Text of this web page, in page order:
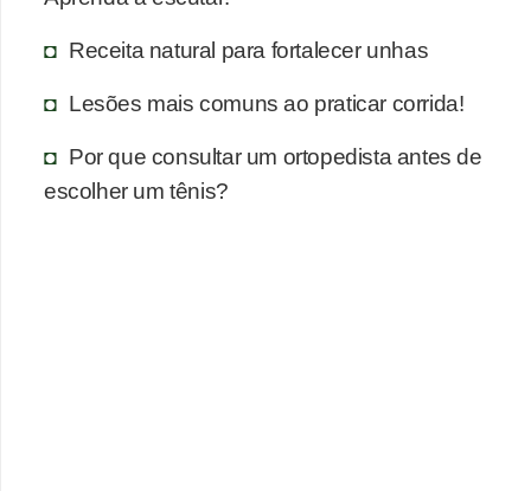
Receita natural para fortalecer unhas
Lesões mais comuns ao praticar corrida!
Por que consultar um ortopedista antes de
escolher um tênis?